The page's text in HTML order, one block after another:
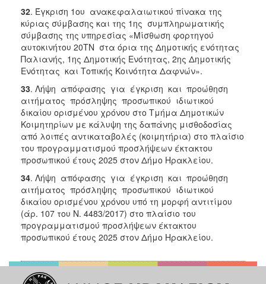
32. Έγκριση 1ου ανακεφαλαιωτικού πίνακα της
κύριας σύμβασης και της 1ης συμπληρωματικής
σύμβασης της υπηρεσίας «Μίσθωση φορτηγού
αυτοκινήτου 20ΤΝ στα όρια της Δημοτικής ενότητας
Παλιανής, 1ης Δημοτικής Ενότητας, 2ης Δημοτικής
Ενότητας και Τοπικής Κοινότητα Δαφνών».
33. Λήψη απόφασης για έγκριση και προώθηση
αιτήματος πρόσληψης προσωπικού ιδιωτικού
δικαίου ορισμένου χρόνου στο Τμήμα Δημοτικών
Κοιμητηρίων με κάλυψη της δαπάνης μισθοδοσίας
από λοιπές αντικαταβολές (κοιμητήρια) στο πλαίσιο
του προγραμματισμού προσλήψεων έκτακτου
προσωπικού έτους 2025 στον Δήμο Ηρακλείου.
34. Λήψη απόφασης για έγκριση και προώθηση
αιτήματος πρόσληψης προσωπικού ιδιωτικού
δικαίου ορισμένου χρόνου υπό τη μορφή αντιτίμου
(άρ. 107 του Ν. 4483/2017) στο πλαίσιο του
προγραμματισμού προσλήψεων έκτακτου
προσωπικού έτους 2025 στον Δήμο Ηρακλείου.